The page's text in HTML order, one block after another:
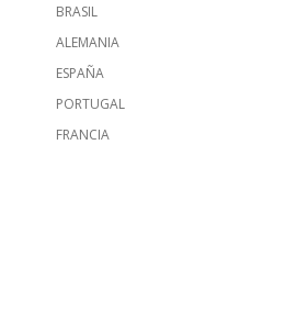
BRASIL
ALEMANIA
ESPAÑA
PORTUGAL
FRANCIA